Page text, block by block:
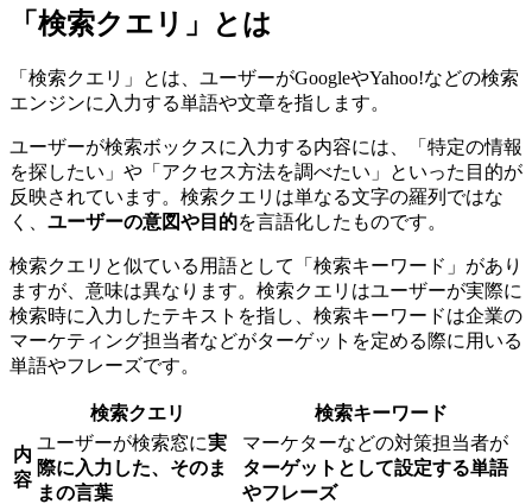
「検索クエリ」とは
「検索クエリ」とは、ユーザーがGoogleやYahoo!などの検索
エンジンに入力する単語や文章を指します。
ユーザーが検索ボックスに入力する内容には、「特定の情報
を探したい」や「アクセス方法を調べたい」といった目的が
反映されています。検索クエリは単なる文字の羅列ではな
く、 ユーザーの意図や目的を言語化したものです。
検索クエリと似ている用語として「検索キーワード」があり
ますが、意味は異なります。検索クエリはユーザーが実際に
検索時に入力したテキストを指し、検索キーワードは企業の
マーケティング担当者などがターゲットを定める際に用いる
単語やフレーズです。
検索クエリ 検索キーワード
内
容
ユーザーが検索窓に実
際に入力した、そのま
まの言葉
マーケターなどの対策担当者が
ターゲットとして設定する単語
やフレーズ